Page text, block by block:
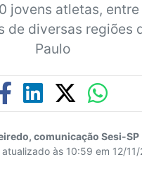
jovens atletas, entre
de diversas regiões
Paulo
comunicação Sesi-SP
às 10:59 em 12/